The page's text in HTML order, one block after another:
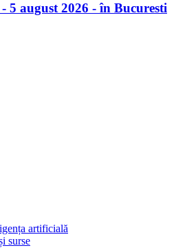
5 august 2026 - în Bucuresti
artificială
surse